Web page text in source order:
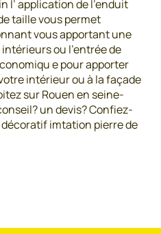
l’ application de l’enduit
taille vous permet
vous apportant une
ou l’entrée de
e pour apporter
intérieur ou à la façade
sur Rouen en seine-
un devis? Confiez-
imtation pierre de